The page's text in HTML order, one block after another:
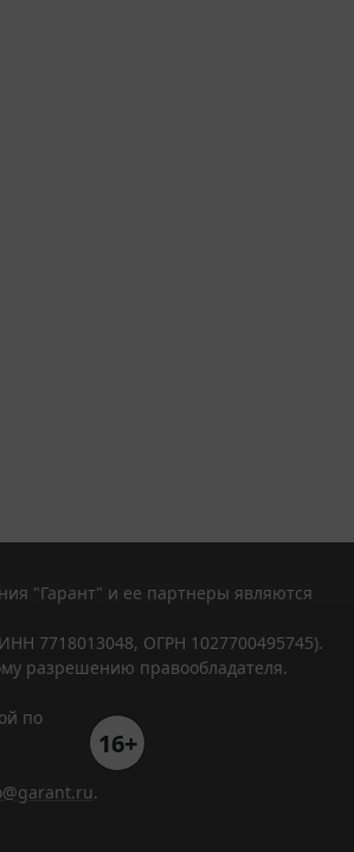
"Гарант" и ее партнеры являются
7718013048, ОГРН 1027700495745).
разрешению правообладателя.
по
16+
.